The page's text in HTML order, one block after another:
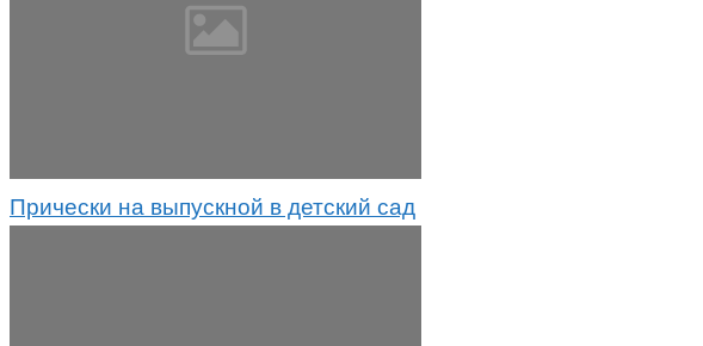
Прически на выпускной в детский сад